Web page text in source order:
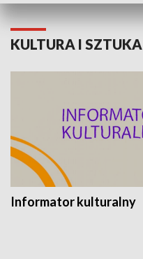
KULTURA I SZTUKA
Informator kulturalny